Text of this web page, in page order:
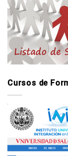
Cursos de